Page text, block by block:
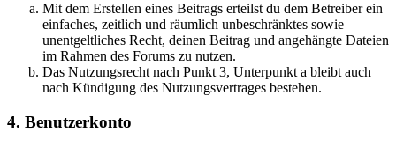
Mit dem Erstellen eines Beitrags erteilst du dem Betreiber ein
einfaches, zeitlich und räumlich unbeschränktes sowie
unentgeltliches Recht, deinen Beitrag und angehängte Dateien
im Rahmen des Forums zu nutzen.
Das Nutzungsrecht nach Punkt 3, Unterpunkt a bleibt auch
nach Kündigung des Nutzungsvertrages bestehen.
4. Benutzerkonto